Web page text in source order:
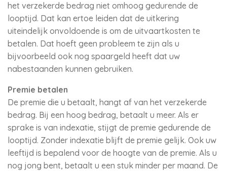
het verzekerde bedrag niet omhoog gedurende de
looptijd. Dat kan ertoe leiden dat de uitkering
uiteindelijk onvoldoende is om de uitvaartkosten te
betalen. Dat hoeft geen probleem te zijn als u
bijvoorbeeld ook nog spaargeld heeft dat uw
nabestaanden kunnen gebruiken.
Premie betalen
De premie die u betaalt, hangt af van het verzekerde
bedrag. Bij een hoog bedrag, betaalt u meer. Als er
sprake is van indexatie, stijgt de premie gedurende de
looptijd. Zonder indexatie blijft de premie gelijk. Ook uw
leeftijd is bepalend voor de hoogte van de premie. Als u
nog jong bent, betaalt u een stuk minder per maand. De